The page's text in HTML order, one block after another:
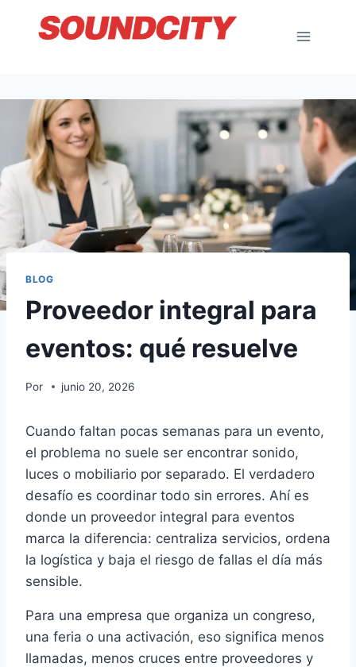
BLOG
Proveedor integral para
eventos: qué resuelve
Por junio 20, 2026
Cuando faltan pocas semanas para un evento,
el problema no suele ser encontrar sonido,
luces o mobiliario por separado. El verdadero
desafío es coordinar todo sin errores. Ahí es
donde un proveedor integral para eventos
marca la diferencia: centraliza servicios, ordena
la logística y baja el riesgo de fallas el día más
sensible.
Para una empresa que organiza un congreso,
una feria o una activación, eso significa menos
llamadas, menos cruces entre proveedores y